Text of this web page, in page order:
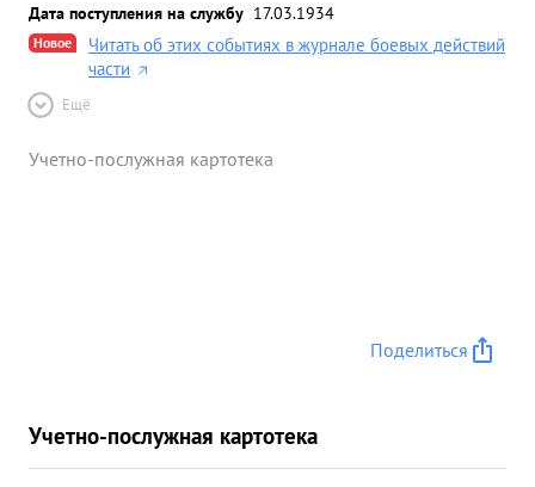
Дата поступления на службу 17.03.1934
Новое
Читать об этих событиях в журнале боевых действий
части
Ещё
Учетно-послужная картотека
Поделиться
Учетно-послужная картотека